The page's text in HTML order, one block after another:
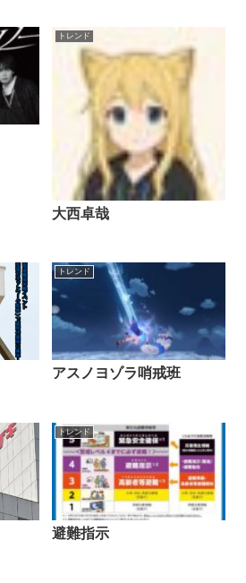
トレンド
大西卓哉
トレンド
アスノヨゾラ哨戒班
トレンド
避難指示